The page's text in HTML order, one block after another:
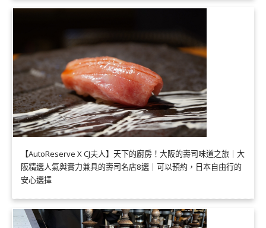
【AutoReserve X CJ夫人】天下的廚房！大阪的壽司味道之旅｜大
阪精選人氣與實力兼具的壽司名店8選｜可以預約，日本自由行的
安心選擇